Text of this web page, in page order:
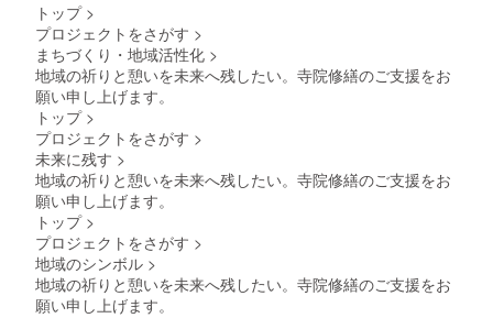
トップ >
プロジェクトをさがす >
まちづくり・地域活性化 >
地域の祈りと憩いを未来へ残したい。寺院修繕のご支援をお
願い申し上げます。
トップ >
プロジェクトをさがす >
未来に残す >
地域の祈りと憩いを未来へ残したい。寺院修繕のご支援をお
願い申し上げます。
トップ >
プロジェクトをさがす >
地域のシンボル >
地域の祈りと憩いを未来へ残したい。寺院修繕のご支援をお
願い申し上げます。